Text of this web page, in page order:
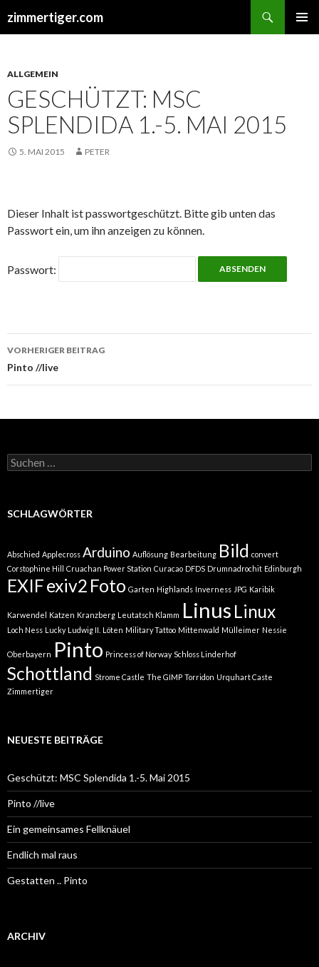
zimmertiger.com
ALLGEMEIN
GESCHÜTZT: MSC
SPLENDIDA 1.-5. MAI 2015
5. MAI 2015 PETER
Dieser Inhalt ist passwortgeschützt. Bitte gib unten das
Passwort ein, um ihn anzeigen zu können.
Passwort:
Beitrags-
Navigation
VORHERIGER BEITRAG
Pinto //live
Suchen
nach:
SCHLAGWÖRTER
Abschied Applecross Arduino Auflösung Bearbeitung Bild convert
Corstophine Hill Cruachan Power Station Curacao DFDS Drumnadrochit Edinburgh
EXIFexiv2 Foto Garten Highlands Inverness JPG Karibik
Karwendel Katzen Kranzberg Leutatsch Klamm Linus Linux
Loch Ness Lucky Ludwig II. Löten Military Tattoo Mittenwald Mülleimer Nessie
Oberbayern Pinto Princess of Norway Schloss Linderhof
Schottland Strome Castle The GIMP Torridon Urquhart Caste
Zimmertiger
NEUESTE BEITRÄGE
Geschützt: MSC Splendida 1.-5. Mai 2015
Pinto //live
Ein gemeinsames Fellknäuel
Endlich mal raus
Gestatten .. Pinto
ARCHIV